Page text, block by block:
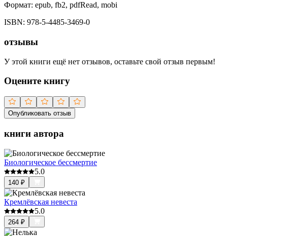
Формат: epub, fb2, pdfRead, mobi
ISBN: 978-5-4485-3469-0
отзывы
У этой книги ещё нет отзывов, оставьте свой отзыв первым!
Оцените книгу
Опубликовать отзыв
книги автора
Биологическое бессмертие
5.0
140 ₽
Кремлёвская невеста
5.0
264 ₽